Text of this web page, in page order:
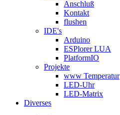
Anschluß
Kontakt
flushen
IDE's
Arduino
ESPlorer LUA
PlatformIO
Projekte
www Temperatur
LED-Uhr
LED-Matrix
Diverses